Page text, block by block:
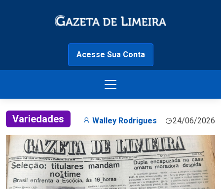
Acesse Sua Conta
Variedades Walley Rodrigues 24/06/2026